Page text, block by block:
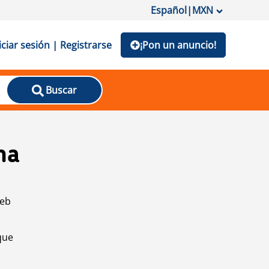
Español|MXN
sesión | Registrarse ¡Pon un anuncio!
Buscar